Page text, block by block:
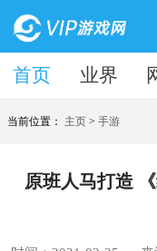
首页 业界
首页
当前位置： 主页 >手游
原班人马打造